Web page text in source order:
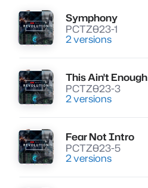
Lire
Symphony
PCTZ023-1
2 versions
Lire
This Ain't Enough
PCTZ023-3
2 versions
Lire
Fear Not Intro
PCTZ023-5
2 versions